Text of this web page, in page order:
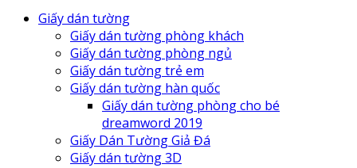
Giấy dán tường
Giấy dán tường phòng khách
Giấy dán tường phòng ngủ
Giấy dán tường trẻ em
Giấy dán tường hàn quốc
Giấy dán tường phòng cho bé
dreamword 2019
Giấy Dán Tường Giả Đá
Giấy dán tường 3D